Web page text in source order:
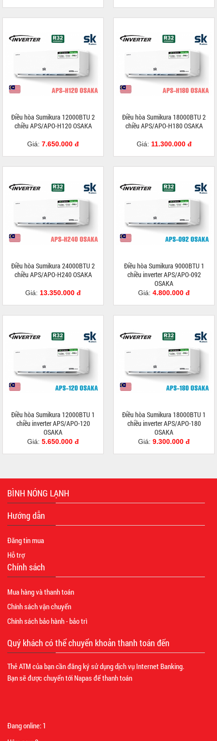
Điều hòa Sumikura 12000BTU 2
chiều APS/APO-H120 OSAKA
Giá: 7.650.000 đ
Điều hòa Sumikura 18000BTU 2
chiều APS/APO-H180 OSAKA
Giá: 11.300.000 đ
Điều hòa Sumikura 24000BTU 2
chiều APS/APO-H240 OSAKA
Giá: 13.350.000 đ
Điều hòa Sumikura 9000BTU 1
chiều inverter APS/APO-092
OSAKA
Giá: 4.800.000 đ
Điều hòa Sumikura 12000BTU 1
chiều inverter APS/APO-120
OSAKA
Giá: 5.650.000 đ
Điều hòa Sumikura 18000BTU 1
chiều inverter APS/APO-180
OSAKA
Giá: 9.300.000 đ
BÌNH NÓNG LẠNH
Hướng dẫn
Đăng tin mua
Hỗ trợ
Chính sách
Mua hàng và thanh toán
Chính sách vận chuyển
Chính sách bảo hành - bảo trì
Quý khách có thể chuyển khoản thanh toán đến
Thẻ ATM của bạn cần đăng ký sử dụng dịch vụ Internet Banking.
Bạn sẽ được chuyển tới Napas để thanh toán
Đang online: 1